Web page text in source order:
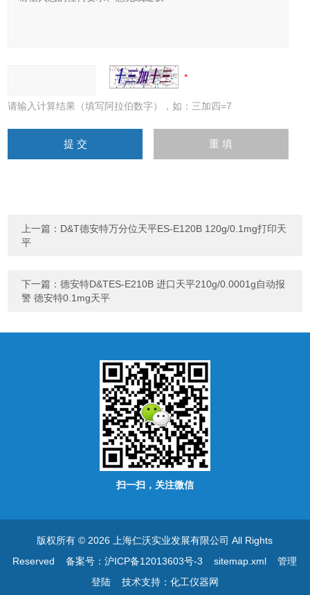
请输入计算结果（填写阿拉伯数字），如：三加四=7
上一篇： D&T德安特万分位天平ES-E120B 120g/0.1mg打印天
平
下一篇：德安特D&TES-E210B 进口天平210g/0.0001g自动报
警 德安特0.1mg天平
扫一扫，关注微信
版权所有 © 2026 上海仁沃实业发展有限公司 All Rights
Reserved备案号：沪ICP备12013603号-3 sitemap.xml
管理
登陆技术支持： 化工仪器网